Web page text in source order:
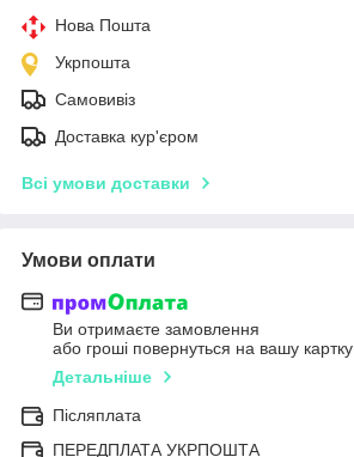
Нова Пошта
Укрпошта
Самовивіз
Доставка кур'єром
Всі умови доставки
Умови оплати
Ви отримаєте замовлення
або гроші повернуться на вашу картку
Детальніше
Післяплата
ПЕРЕДПЛАТА УКРПОШТА